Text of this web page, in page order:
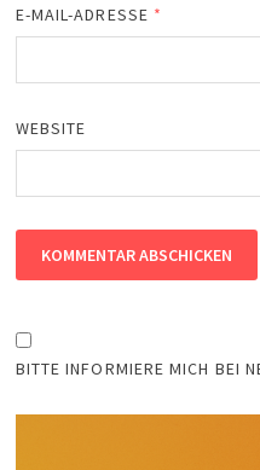
E-MAIL-ADRESSE *
WEBSITE
BITTE INFORMIERE MICH BEI